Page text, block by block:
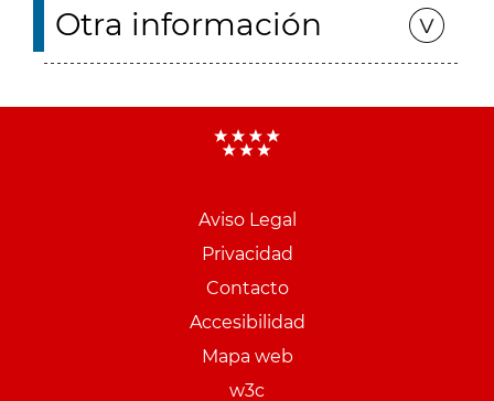
Otra información
Aviso Legal
Privacidad
Contacto
Accesibilidad
Mapa web
w3c